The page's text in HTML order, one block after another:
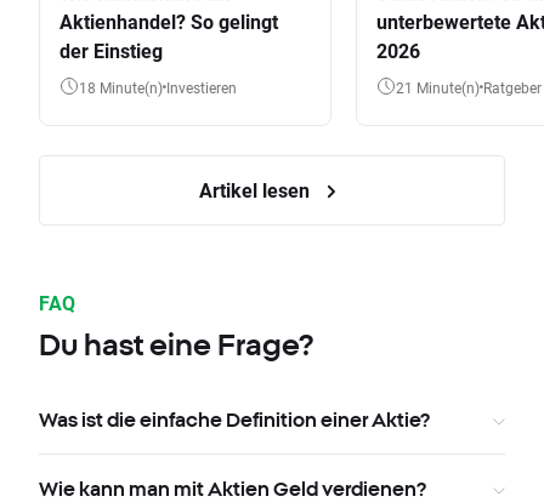
Aktienhandel? So gelingt
der Einstieg
18 Minute(n) Investieren
unterbewertete
2026
21 Minute(n) Ratgeber
Artikel lesen
FAQ
Du hast eine Frage?
Was ist die einfache Definition einer Aktie?
Wie kann man mit Aktien Geld verdienen?